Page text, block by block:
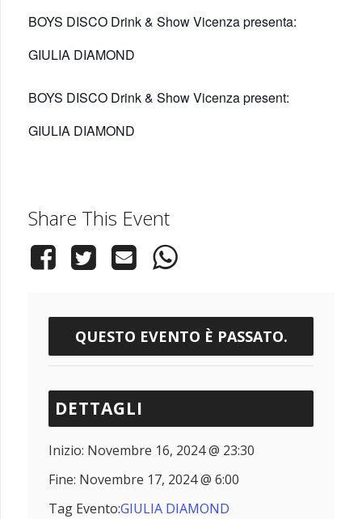
BOYS DISCO Drink & Show Vicenza presenta:
GIULIA DIAMOND
BOYS DISCO Drink & Show Vicenza present:
GIULIA DIAMOND
Share This Event
QUESTO EVENTO È PASSATO.
DETTAGLI
Inizio: Novembre 16, 2024 @ 23:30
Fine: Novembre 17, 2024 @ 6:00
Tag Evento:GIULIA DIAMOND